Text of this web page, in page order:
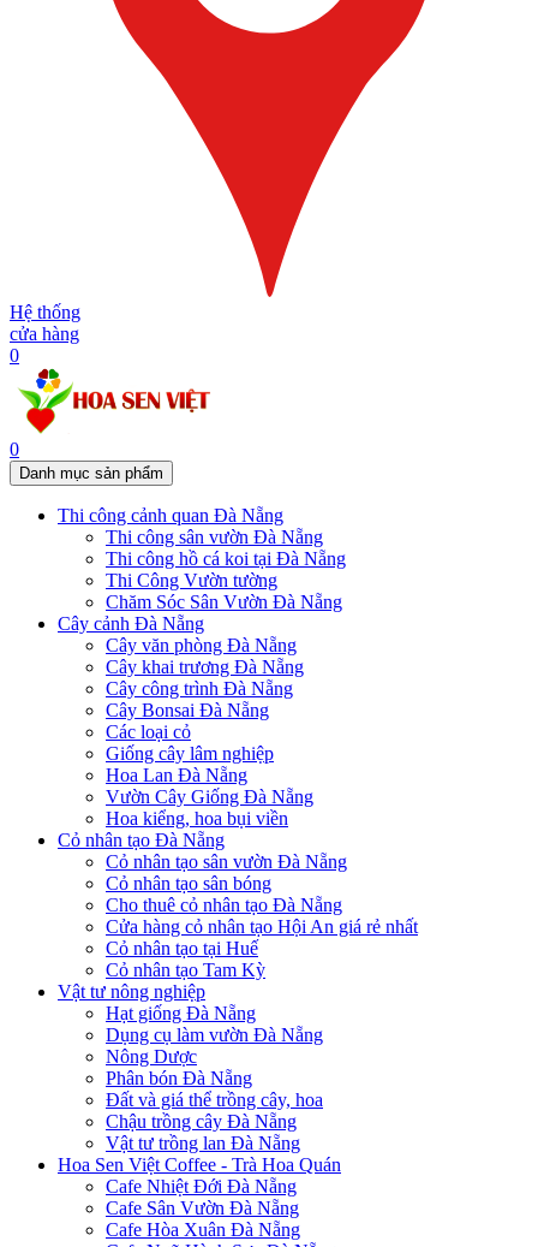
Hệ thống
cửa hàng
0
0
Danh mục sản phẩm
Thi công cảnh quan Đà Nẵng
Thi công sân vườn Đà Nẵng
Thi công hồ cá koi tại Đà Nẵng
Thi Công Vườn tường
Chăm Sóc Sân Vườn Đà Nẵng
Cây cảnh Đà Nẵng
Cây văn phòng Đà Nẵng
Cây khai trương Đà Nẵng
Cây công trình Đà Nẵng
Cây Bonsai Đà Nẵng
Các loại cỏ
Giống cây lâm nghiệp
Hoa Lan Đà Nẵng
Vườn Cây Giống Đà Nẵng
Hoa kiểng, hoa bụi viền
Cỏ nhân tạo Đà Nẵng
Cỏ nhân tạo sân vườn Đà Nẵng
Cỏ nhân tạo sân bóng
Cho thuê cỏ nhân tạo Đà Nẵng
Cửa hàng cỏ nhân tạo Hội An giá rẻ nhất
Cỏ nhân tạo tại Huế
Cỏ nhân tạo Tam Kỳ
Vật tư nông nghiệp
Hạt giống Đà Nẵng
Dụng cụ làm vườn Đà Nẵng
Nông Dược
Phân bón Đà Nẵng
Đất và giá thể trồng cây, hoa
Chậu trồng cây Đà Nẵng
Vật tư trồng lan Đà Nẵng
Hoa Sen Việt Coffee - Trà Hoa Quán
Cafe Nhiệt Đới Đà Nẵng
Cafe Sân Vườn Đà Nẵng
Cafe Hòa Xuân Đà Nẵng